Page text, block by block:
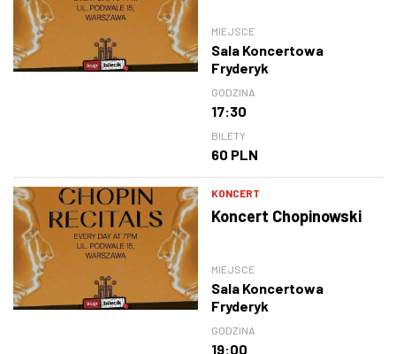
MIEJSCE
Sala Koncertowa
Fryderyk
GODZINA
17:30
BILETY
60 PLN
KONCERT
Koncert Chopinowski
MIEJSCE
Sala Koncertowa
Fryderyk
GODZINA
19:00